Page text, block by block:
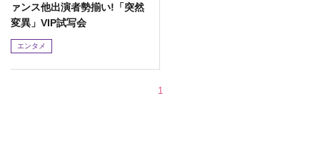
ァンス他出演者勢揃い!「突然
変異」VIP試写会
エンタメ
1